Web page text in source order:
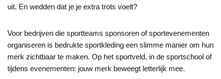
uit. En wedden dat je je extra trots voelt?
Voor bedrijven die sportteams sponsoren of sportevenementen
organiseren is bedrukte sportkleding een slimme manier om hun
merk zichtbaar te maken. Op het sportveld, in de sportschool of
tijdens evenementen: jouw merk beweegt letterlijk mee.